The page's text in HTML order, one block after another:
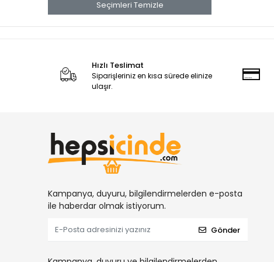
KOLİ KAPAMA TABANCALARI
YÜKSÜKLÜ NİPELLER
DİĞER HAVALI ALETLER
NİPELLER
DÖŞEME TABANCALARI
DİŞİ TAPALAR
DİRSEKLER
TE REKORLAR
MEKANİK ZIMBA TABANCALARI
Seçimleri Temizle
Hızlı Teslimat
Siparişleriniz en kısa sürede elinize
ulaşır.
Kampanya, duyuru, bilgilendirmelerden e-posta
ile haberdar olmak istiyorum.
Gönder